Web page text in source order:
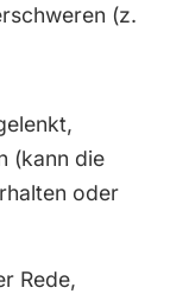
(z.
(kann die
oder
Rede,